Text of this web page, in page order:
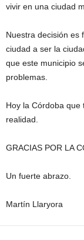
vivir en una ciudad
Nuestra decisión es
ciudad a ser la
que este municipio
problemas.
Hoy la Córdoba que
realidad.
GRACIAS POR LA
Un fuerte abrazo.
Martín Llaryora